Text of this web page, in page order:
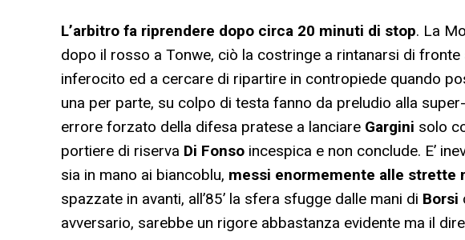
L’arbitro fa riprendere dopo circa 20 minuti di stop. La
dopo il rosso a Tonwe, ciò la costringe a rintanarsi di
inferocito ed a cercare di ripartire in contropiede quando
una per parte, su colpo di testa fanno da preludio alla
errore forzato della difesa pratese a lanciare Gargini solo
portiere di riserva Di Fonso incespica e non conclude. E’
sia in mano ai biancoblu, messi enormemente alle strette
spazzate in avanti, all’85’ la sfera sfugge dalle mani di Borsi
avversario, sarebbe un rigore abbastanza evidente ma il